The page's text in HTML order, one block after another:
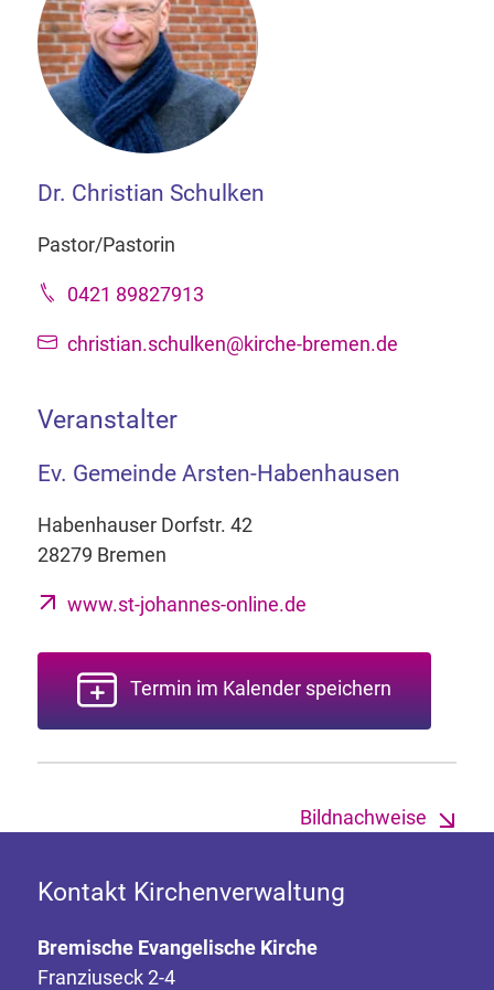
Dr. Christian Schulken
Pastor/Pastorin
0421 89827913
christian.schulken@kirche-bremen.de
Veranstalter
Ev. Gemeinde Arsten-Habenhausen
Habenhauser Dorfstr. 42
28279 Bremen
www.st-johannes-online.de
Termin im Kalender speichern
Bildnachweise
Kontakt Kirchenverwaltung
Bremische Evangelische Kirche
Franziuseck 2-4